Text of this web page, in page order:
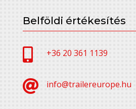
Belföldi értékesítés
 +36 20 361 1139
 info@trailereurope.hu